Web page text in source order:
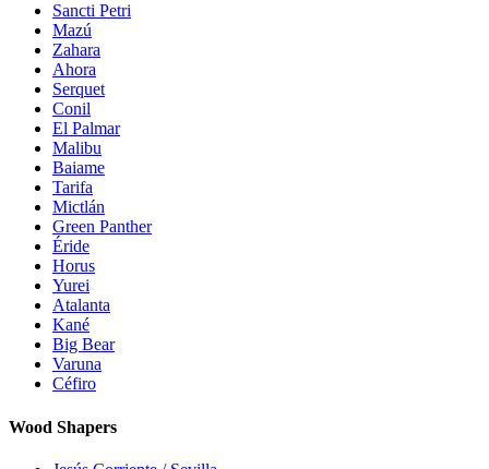
Sancti Petri
Mazú
Zahara
Ahora
Serquet
Conil
El Palmar
Malibu
Baiame
Tarifa
Mictlán
Green Panther
Éride
Horus
Yurei
Atalanta
Kané
Big Bear
Varuna
Céfiro
Wood Shapers